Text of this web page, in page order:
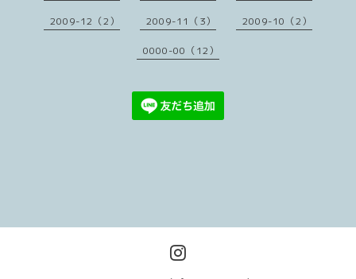
2009-12（2） 2009-11（3） 2009-10（2）
0000-00（12）